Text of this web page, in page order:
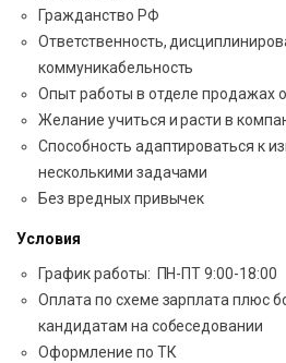
Гражданство РФ
Ответственность,
коммуникабельность
Опыт работы в отделе продажах
Желание учиться и расти в
Способность адаптироваться к
несколькими задачами
Без вредных привычек
Условия
График работы: ПН-ПТ 9:00-18:00
Оплата по схеме зарплата плюс
кандидатам на собеседовании
Оформление по ТК